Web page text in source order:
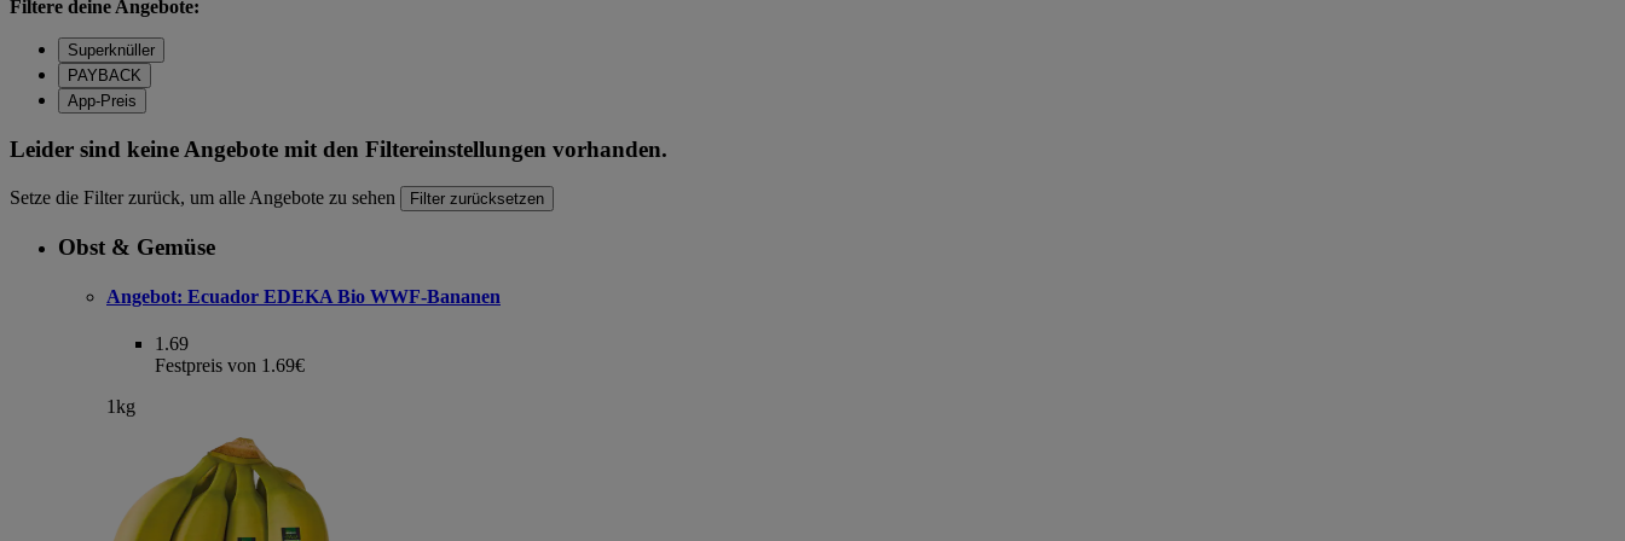
Filtere deine Angebote:
Superknüller
PAYBACK
App-Preis
Leider sind keine Angebote mit den Filtereinstellungen vorhanden.
Setze die Filter zurück, um alle Angebote zu sehen Filter zurücksetzen
Obst & Gemüse
Angebot: Ecuador EDEKA Bio WWF-Bananen
1.69
Festpreis von 1.69€
1kg